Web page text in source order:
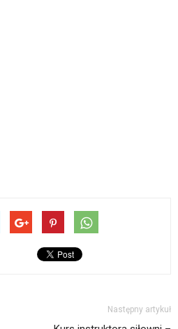
Następny artykuł